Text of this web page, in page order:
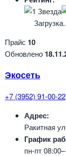
Прайс 10
Обновлено
Экосеть
+7 (3952) 91-00-22
Адрес:
Ракитная
График
пн-пт